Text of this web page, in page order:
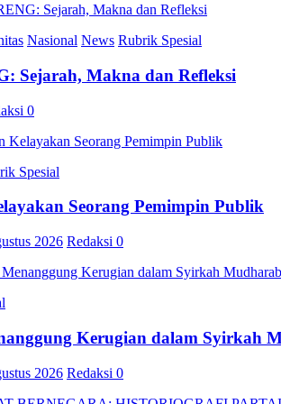
Nasional News Rubrik Spesial
Sejarah, Makna dan Refleksi
0
Spesial
Seorang Pemimpin Publik
2026 Redaksi 0
Kerugian dalam Syirkah
2026 Redaksi 0